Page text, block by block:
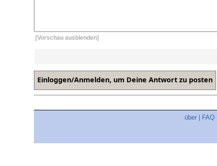
[Vorschau ausblenden]
über FAQ